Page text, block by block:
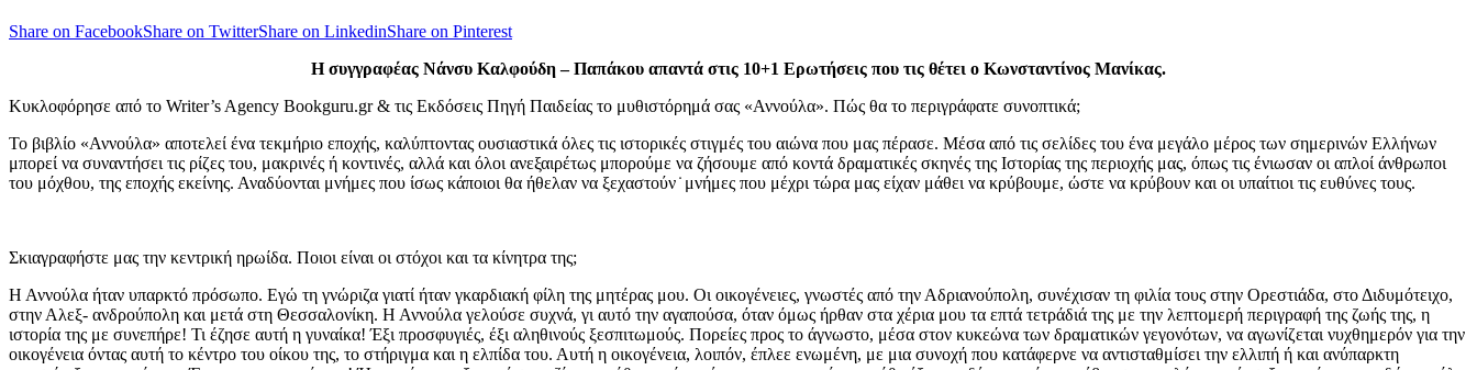
Share on FacebookShare on TwitterShare on LinkedinShare on Pinterest
Η συγγραφέας Νάνσυ Καλφούδη – Παπάκου απαντά στις 10+1 Ερωτήσεις που τις θέτει ο Κωνσταντίνος Μανίκας.
Κυκλοφόρησε από τo Writer’s Agency Bookguru.gr & τις Εκδόσεις Πηγή Παιδείας το μυθιστόρημά σας «Αννούλα». Πώς θα το περιγράφατε συνοπτικά;
Το βιβλίο «Αννούλα» αποτελεί ένα τεκμήριο εποχής, καλύπτοντας ουσιαστικά όλες τις ιστορικές στιγμές του αιώνα που μας πέρασε. Μέσα από τις σελίδες του ένα μεγάλο μέρος των σημερινών Ελλήνων
μπορεί να συναντήσει τις ρίζες του, μακρινές ή κοντινές, αλλά και όλοι ανεξαιρέτως μπορούμε να ζήσουμε από κοντά δραματικές σκηνές της Ιστορίας της περιοχής μας, όπως τις ένιωσαν οι απλοί άνθρωποι
του μόχθου, της εποχής εκείνης. Αναδύονται μνήμες που ίσως κάποιοι θα ήθελαν να ξεχαστούν ̇ μνήμες που μέχρι τώρα μας είχαν μάθει να κρύβουμε, ώστε να κρύβουν και οι υπαίτιοι τις ευθύνες τους.
Σκιαγραφήστε μας την κεντρική ηρωίδα. Ποιοι είναι οι στόχοι και τα κίνητρα της;
Η Αννούλα ήταν υπαρκτό πρόσωπο. Εγώ τη γνώριζα γιατί ήταν γκαρδιακή φίλη της μητέρας μου. Οι οικογένειες, γνωστές από την Αδριανούπολη, συνέχισαν τη φιλία τους στην Ορεστιάδα, στο Διδυμότειχο,
στην Αλεξ- ανδρούπολη και μετά στη Θεσσαλονίκη. Η Αννούλα γελούσε συχνά, γι αυτό την αγαπούσα, όταν όμως ήρθαν στα χέρια μου τα επτά τετράδιά της με την λεπτομερή περιγραφή της ζωής της, η
ιστορία της με συνεπήρε! Τι έζησε αυτή η γυναίκα! Έξι προσφυγιές, έξι αληθινούς ξεσπιτωμούς. Πορείες προς το άγνωστο, μέσα στον κυκεώνα των δραματικών γεγονότων, να αγωνίζεται νυχθημερόν για την
οικογένεια όντας αυτή το κέντρο του οίκου της, το στήριγμα και η ελπίδα του. Αυτή η οικογένεια, λοιπόν, έπλεε ενωμένη, με μια συνοχή που κατάφερνε να αντισταθμίσει την ελλιπή ή και ανύπαρκτη